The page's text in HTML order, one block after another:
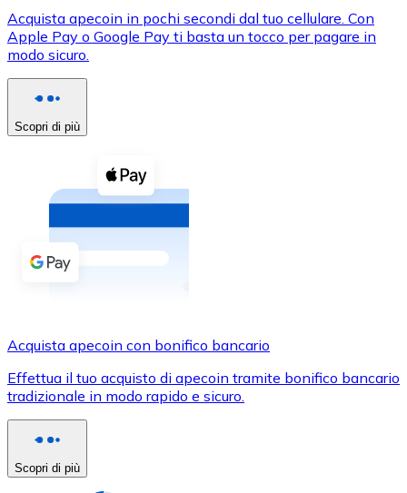
XRP
XRP
Vedi tutto
Buoni cripto
Acquista criptovalute in contanti e altri mezzi di
Acquista con contanti
Bonifico SEPA
Usa le carte Visa e Mastercard per acquistare
Acquista con carta
Acquista apecoin in pochi secondi dal tuo cellulare. Con
Apple Pay o Google Pay ti basta un tocco per pagare in
modo sicuro.
Scopri di più
Acquista apecoin con bonifico bancario
Effettua il tuo acquisto di apecoin tramite bonifico bancario
tradizionale in modo rapido e sicuro.
Scopri di più